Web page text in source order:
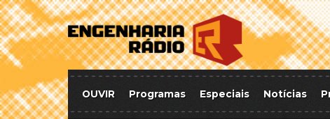
OUVIR Programas Especiais Notícias